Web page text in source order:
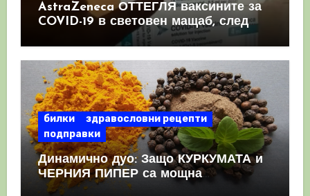
AstraZeneca ОТТЕГЛЯ ваксините за
COVID-19 в световен мащаб, след
като призна, че те причиняват
билки
здравословни рецепти
подправки
Динамично дуо: Защо КУРКУМАТА и
ЧЕРНИЯ ПИПЕР са мощна
комбинация